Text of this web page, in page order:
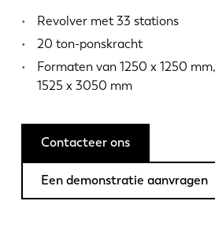
Revolver met 33 stations
20 ton-ponskracht
Formaten van 1250 x 1250
1525 x 3050 mm
Contacteer ons
Een demonstratie aanvragen
Nieuws
Ontdek LVD
Klantenverhalen
Kenniscentrum
Sectoren en oplossingen
Jobs